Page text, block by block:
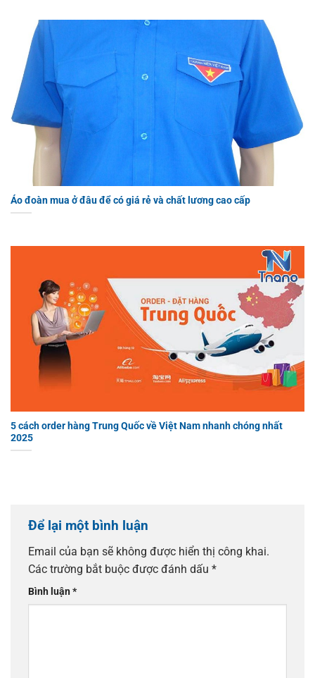
Áo đoàn mua ở đâu để có giá rẻ và chất lương cao cấp
5 cách order hàng Trung Quốc về Việt Nam nhanh chóng nhất
2025
Để lại một bình luận
Email của bạn sẽ không được hiển thị công khai.
Các trường bắt buộc được đánh dấu *
Bình luận*